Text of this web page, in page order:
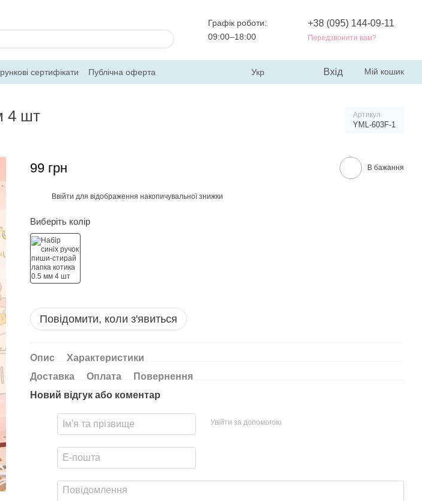
Графік роботи:
09:00–18:00
+38 (095) 144-09-11
Передзвонити вам?
сертифікати
Публічна оферта
Укр Вхід Мій кошик
4 шт Артикул
YML-603F-1
99 грн В бажання
Ввійти для відображення накопичувальної знижки
Виберіть колір
Повідомити, коли з'явиться
Опис
Характеристики
Доставка
Оплата
Повернення
Новий відгук або коментар
Увійти за допомогою